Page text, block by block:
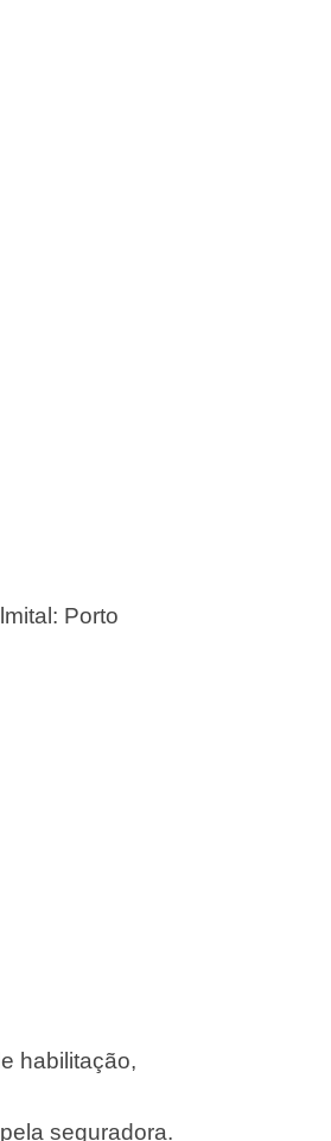
Porto
habilitação,
seguradora.